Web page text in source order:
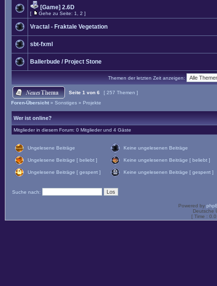
[Game] 2.6D
[ Gehe zu Seite: 1 2 ]
Vractal - Fraktale Vegetation
sbt-fxml
Ballerbude / Project Stone
Themen der letzten Zeit anzeigen:
Seite 1 von 6
[ 257 Themen ]
Foren-Übersicht » Sonstiges » Projekte
Wer ist online?
Mitglieder in diesem Forum: 0 Mitglieder und 4 Gäste
Ungelesene Beiträge Keine ungelesenen Beiträge
Ungelesene Beiträge [ beliebt ] Keine ungelesenen Beiträge [ beliebt ]
Ungelesene Beiträge [ gesperrt ] Keine ungelesenen Beiträge [ gesperrt ]
Suche nach:
Powered by
Deutsche
[ Time :